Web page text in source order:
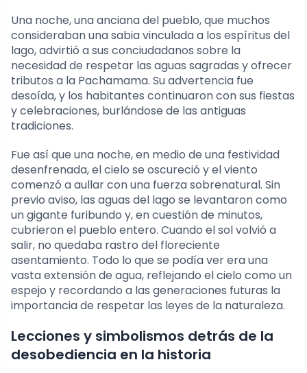
Una noche, una anciana del pueblo, que muchos
consideraban una sabia vinculada a los espíritus del
lago, advirtió a sus conciudadanos sobre la
necesidad de respetar las aguas sagradas y ofrecer
tributos a la Pachamama. Su advertencia fue
desoída, y los habitantes continuaron con sus fiestas
y celebraciones, burlándose de las antiguas
tradiciones.
Fue así que una noche, en medio de una festividad
desenfrenada, el cielo se oscureció y el viento
comenzó a aullar con una fuerza sobrenatural. Sin
previo aviso, las aguas del lago se levantaron como
un gigante furibundo y, en cuestión de minutos,
cubrieron el pueblo entero. Cuando el sol volvió a
salir, no quedaba rastro del floreciente
asentamiento. Todo lo que se podía ver era una
vasta extensión de agua, reflejando el cielo como un
espejo y recordando a las generaciones futuras la
importancia de respetar las leyes de la naturaleza.
Lecciones y simbolismos detrás de la
desobediencia en la historia